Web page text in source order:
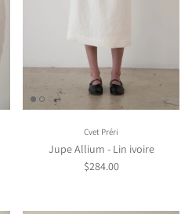
Cvet Préri
Jupe Allium - Lin ivoire
$284.00